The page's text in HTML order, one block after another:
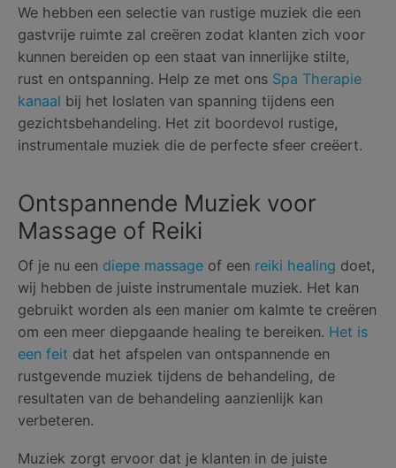
We hebben een selectie van rustige muziek die een
gastvrije ruimte zal creëren zodat klanten zich voor
kunnen bereiden op een staat van innerlijke stilte,
rust en ontspanning. Help ze met ons Spa Therapie
kanaal bij het loslaten van spanning tijdens een
gezichtsbehandeling. Het zit boordevol rustige,
instrumentale muziek die de perfecte sfeer creëert.
Ontspannende Muziek voor
Massage of Reiki
Of je nu een diepe massage of een reiki healing doet,
wij hebben de juiste instrumentale muziek. Het kan
gebruikt worden als een manier om kalmte te creëren
om een meer diepgaande healing te bereiken. Het is
een feit dat het afspelen van ontspannende en
rustgevende muziek tijdens de behandeling, de
resultaten van de behandeling aanzienlijk kan
verbeteren.
Muziek zorgt ervoor dat je klanten in de juiste